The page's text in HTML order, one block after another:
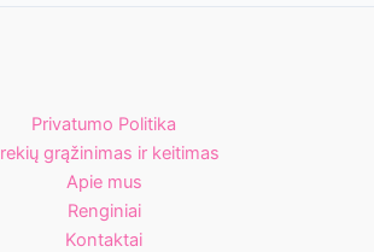
Privatumo Politika
grąžinimas ir keitimas
Apie mus
Renginiai
Kontaktai